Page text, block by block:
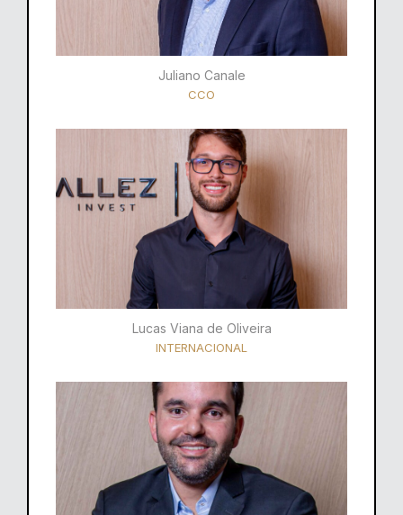
Juliano Canale
CCO
Lucas Viana de Oliveira
INTERNACIONAL